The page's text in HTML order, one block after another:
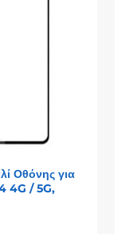
Οθόνης για
4G / 5G,